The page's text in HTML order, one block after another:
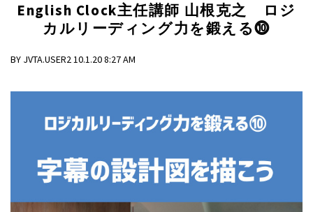
English Clock主任講師 山根克之 ロジ
カルリーディング力を鍛える⓾
BY JVTA.USER2 10.1.20 8:27 AM